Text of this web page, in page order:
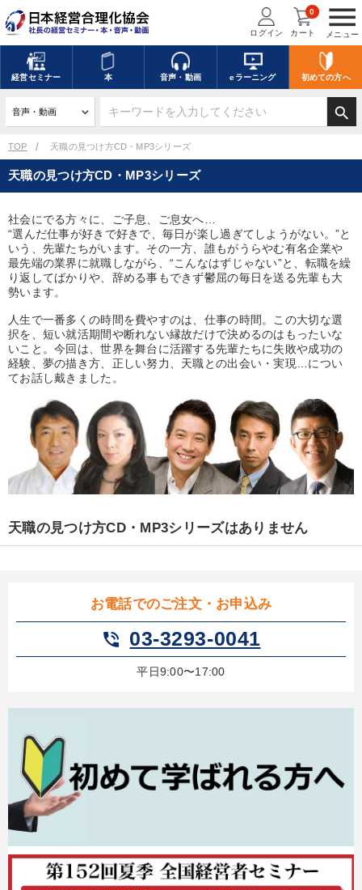
menu
メニュー
ログイン カート
0
経営セミナー 本 音声・動画 eラーニング 初めての方へ
search
キーワードを入力して探す
デジタル版対応のみ検索結果に表示する
search
mic 講演収録物を探す refresh 更新する
全国経営者セミナー講演収録物（全1315タイトル）からお探しいただけ
ます
カテゴリー
優秀各社の智恵と戦略 事業家のロマンと経営
若手異才経営者の発想 専門家のアドバイス
リーダーの器量を学ぶ
テーマ
企業戦略に学ぶ 最新トレンドと時代の潮流を押さえる
【3月】音声・映像
業種
IT・サービス・金融業
キーワード
歴史に学ぶ
インバウンド 未来先見
TOP 天職の見つけ方CD・MP3シリーズ
お電話でのご注文・お申込み
phone_in_talk 03-3293-0041
平日9:00〜17:00
天職の見つけ方CD・MP3シリーズ
社会にでる方々に、ご子息、ご息女へ…
“選んだ仕事が好きで好きで、毎日が楽し過ぎてしようがない。”と
いう、先輩たちがいます。その一方、誰もがうらやむ有名企業や
最先端の業界に就職しながら、“こんなはずじゃない”と、転職を繰
り返してばかりや、辞める事もできず鬱屈の毎日を送る先輩も大
勢います。
人生で一番多くの時間を費やすのは、仕事の時間。この大切な選
択を、短い就活期間や断れない縁故だけで決めるのはもったいな
いこと。今回は、世界を舞台に活躍する先輩たちに失敗や成功の
経験、夢の描き方、正しい努力、天職との出会い・実現…につい
てお話し戴きました。
天職の見つけ方CD・MP3シリーズはありません